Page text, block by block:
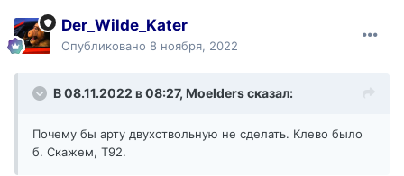
Der_Wilde_Kater
Опубликовано 8 ноября, 2022
В 08.11.2022 в 08:27, Moeldersсказал:
Почему бы арту двухствольную не сделать. Клево было
б. Скажем, Т92.